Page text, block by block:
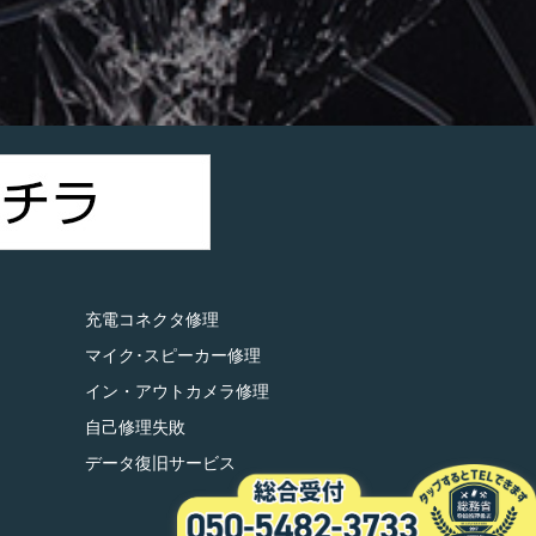
充電コネクタ修理
マイク･スピーカー修理
イン・アウトカメラ修理
自己修理失敗
データ復旧サービス